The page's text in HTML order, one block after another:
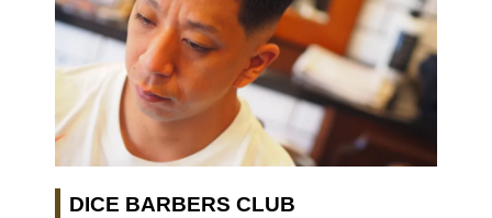
DICE BARBERS CLUB